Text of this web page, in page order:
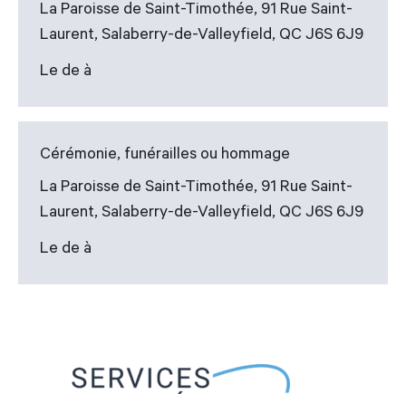
La Paroisse de Saint-Timothée, 91 Rue Saint-
Laurent, Salaberry-de-Valleyfield, QC J6S 6J9
Le de à
Cérémonie, funérailles ou hommage
La Paroisse de Saint-Timothée, 91 Rue Saint-
Laurent, Salaberry-de-Valleyfield, QC J6S 6J9
Le de à